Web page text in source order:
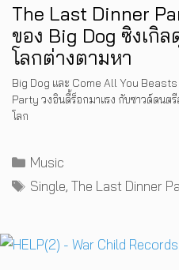
The Last Dinner
ของ Big Dog ซิงเกิ
โลกต่างตามหา
Big Dog และ Come All You
Party วงอินดี้ร็อกมาแรง กับซาวด์ดนต
โลก
Categories
Music
Tags
Single,The Last Dinner